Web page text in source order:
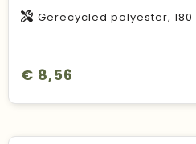
Gerecycled polyester, 180 g/m2,
€ 8,56